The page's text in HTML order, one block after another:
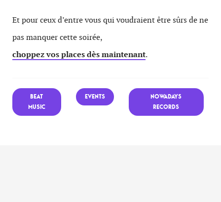
Et pour ceux d’entre vous qui voudraient être sûrs de ne
pas manquer cette soirée,
choppez vos places dès maintenant.
BEAT
MUSIC
EVENTS
NOWADAYS
RECORDS